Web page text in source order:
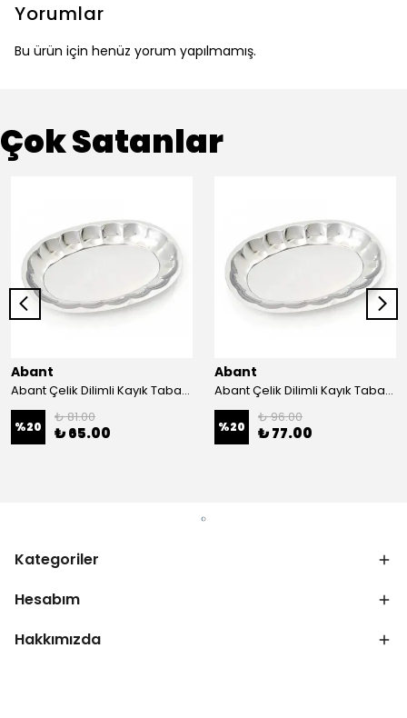
Yorumlar
Bu ürün için henüz yorum yapılmamış.
Çok Satanlar
Abant
Abant Çelik Dilimli Kayık Tabak No:1 ; 14x21 cm.
%20
₺ 81.00
₺ 65.00
Abant
Abant Çelik Dilimli Kayık Tabak No:2 ; 16,5x24,5 cm.
%20
₺ 96.00
₺ 77.00
Kategoriler
Hesabım
Hakkımızda